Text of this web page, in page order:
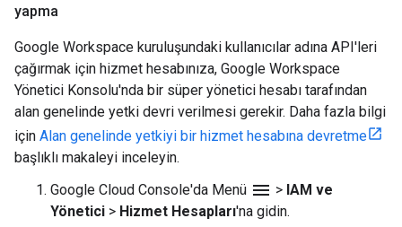
yapma
Google Workspace kuruluşundaki kullanıcılar adına API'leri
çağırmak için hizmet hesabınıza, Google Workspace
Yönetici Konsolu'nda bir süper yönetici hesabı tarafından
alan genelinde yetki devri verilmesi gerekir. Daha fazla bilgi
için Alan genelinde yetkiyi bir hizmet hesabına devretme
başlıklı makaleyi inceleyin.
Google Cloud Console'da Menü menu > IAM ve
Yönetici > Hizmet Hesapları'na gidin.